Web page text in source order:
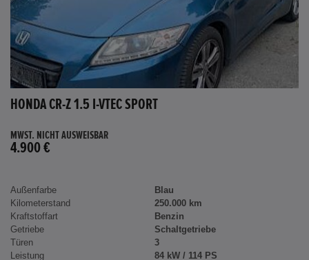
HONDA CR-Z 1.5 I-VTEC SPORT
MWST. NICHT AUSWEISBAR
4.900 €
Außenfarbe
Blau
Kilometerstand
250.000 km
Kraftstoffart
Benzin
Getriebe
Schaltgetriebe
Türen
3
Leistung
84 kW / 114 PS